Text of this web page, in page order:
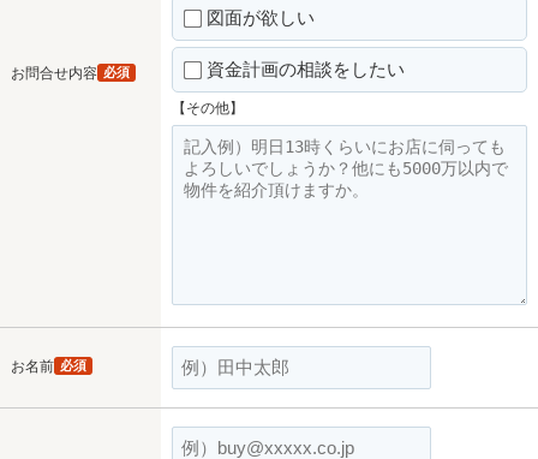
お問合せ内容 必須
図面が欲しい
資金計画の相談をしたい
【その他】
お名前 必須